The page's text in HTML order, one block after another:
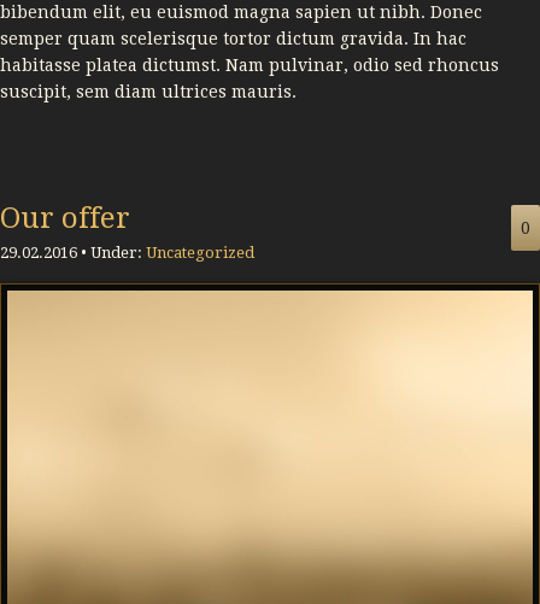
bibendum elit, eu euismod magna sapien ut nibh. Donec
semper quam scelerisque tortor dictum gravida. In hac
habitasse platea dictumst. Nam pulvinar, odio sed rhoncus
suscipit, sem diam ultrices mauris.
Our offer
29.02.2016 • Under: Uncategorized
0